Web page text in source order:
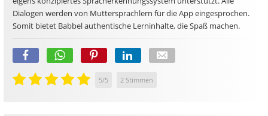
Dialogen werden von Muttersprachlern für die App eingesprochen.
Somit bietet Babbel authentische Lerninhalte, die Spaß machen.
5/5 2 Stimmen